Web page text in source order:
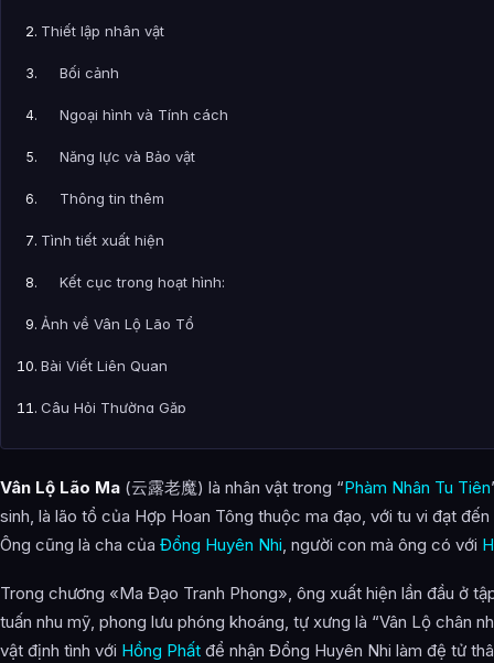
Thiết lập nhân vật
Bối cảnh
Ngoại hình và Tính cách
Năng lực và Bảo vật
Thông tin thêm
Tình tiết xuất hiện
Kết cục trong hoạt hình:
Ảnh về Vân Lộ Lão Tổ
Bài Viết Liên Quan
Câu Hỏi Thường Gặp
Vân Lộ là ai?
Cảnh giới tu luyện của Vân Lộ như thế nào?
Vân Lộ xuất hiện trong tác phẩm nào?
Thông tin về Vân Lộ được tổng hợp từ đâu?
Vân Lộ Lão Ma (云露老魔) là nhân vật trong “Phàm Nhân Tu Tiên
sinh, là lão tổ của Hợp Hoan Tông thuộc ma đạo, với tu vi đạt
Ông cũng là cha của Đổng Huyên Nhi, người con mà ông có với
Trong chương «Ma Đạo Tranh Phong», ông xuất hiện lần đầu ở
tuấn nhu mỹ, phong lưu phóng khoáng, tự xưng là “Vân Lộ chân
vật định tình với Hồng Phất để nhận Đổng Huyên Nhi làm đệ tử